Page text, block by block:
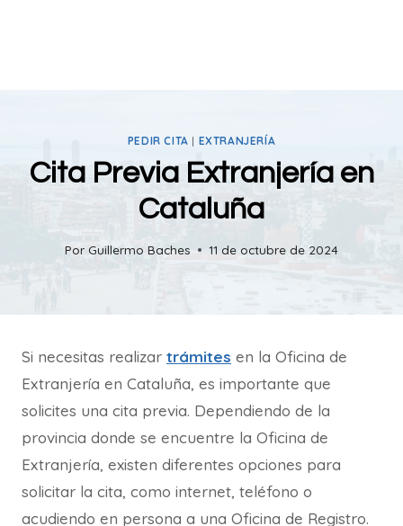
PEDIR CITA | EXTRANJERÍA
Cita Previa Extranjería en
Cataluña
Por Guillermo Baches 11 de octubre de 2024
Si necesitas realizar trámites en la Oficina de
Extranjería en Cataluña, es importante que
solicites una cita previa. Dependiendo de la
provincia donde se encuentre la Oficina de
Extranjería, existen diferentes opciones para
solicitar la cita, como internet, teléfono o
acudiendo en persona a una Oficina de Registro.